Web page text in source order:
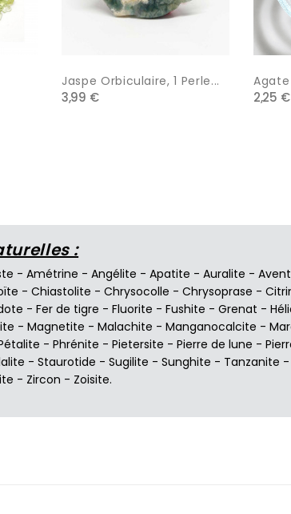
Jaspe Orbiculaire, 1 Perle...
3,99 €
Agate
2,25 €
:
- Amétrine - Angélite - Apatite - Auralite -
- Chiastolite - Chrysocolle - Chrysoprase -
- Fer de tigre - Fluorite - Fushite - Grenat -
- Magnetite - Malachite - Manganocalcite -
- Phrénite - Pietersite - Pierre de lune -
- Staurotide - Sugilite - Sunghite - Tanzanite -
- Zircon - Zoisite.